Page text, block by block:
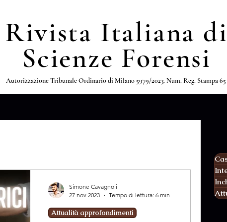
Rivista Italiana di
Scienze Forensi
Autorizzazione Tribunale Ordinario di Milano 5979/2023. Num. Reg. Stampa 65
Attualità approfondimenti
Simone Cavagnoli
27 nov 2023
Tempo di lettura: 6 min